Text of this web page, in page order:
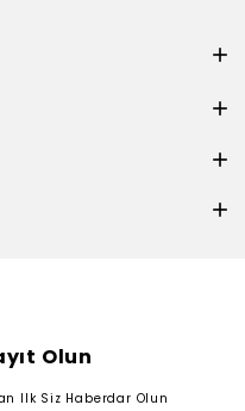




Olun
Ilk Siz Haberdar Olun